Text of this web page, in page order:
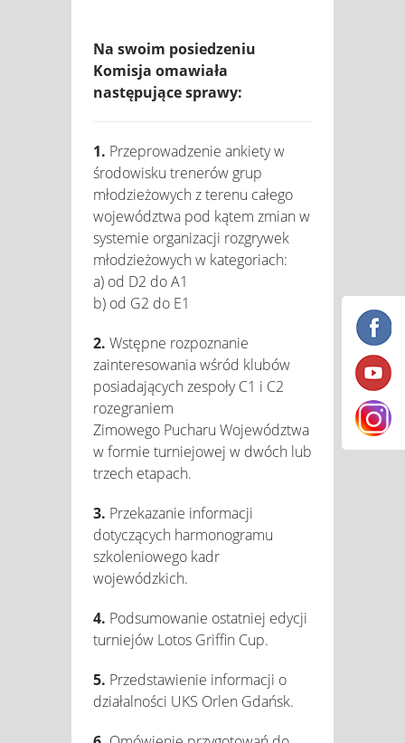
Na swoim posiedzeniu
Komisja omawiała
następujące sprawy:
1. Przeprowadzenie ankiety w
środowisku trenerów grup
młodzieżowych z terenu całego
województwa pod kątem zmian w
systemie organizacji rozgrywek
młodzieżowych w kategoriach:
a) od D2 do A1
b) od G2 do E1
2. Wstępne rozpoznanie
zainteresowania wśród klubów
posiadających zespoły C1 i C2
rozegraniem
Zimowego Pucharu Województwa
w formie turniejowej w dwóch lub
trzech etapach.
3. Przekazanie informacji
dotyczących harmonogramu
szkoleniowego kadr
wojewódzkich.
4. Podsumowanie ostatniej edycji
turniejów Lotos Griffin Cup.
5. Przedstawienie informacji o
działalności UKS Orlen Gdańsk.